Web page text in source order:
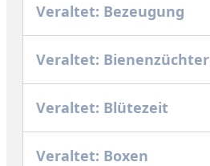
Veraltet: Bezeugung
Veraltet: Bienenzüchter
Veraltet: Blütezeit
Veraltet: Boxen